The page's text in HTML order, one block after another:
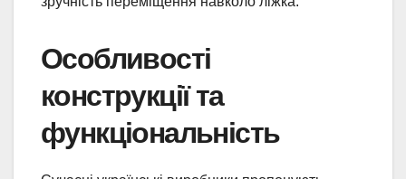
Особливості
конструкції та
функціональність